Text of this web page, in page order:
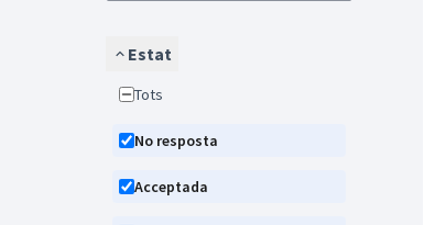
Estat
Tots
No resposta
Acceptada